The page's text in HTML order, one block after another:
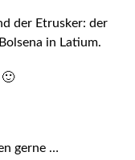
der Etrusker: der
in Latium.
gerne …